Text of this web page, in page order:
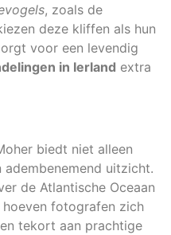
, zoals de
deze kliffen als hun
voor een levendig
in Ierland extra
biedt niet alleen
uitzicht.
de Atlantische Oceaan
fotografen zich
tekort aan prachtige